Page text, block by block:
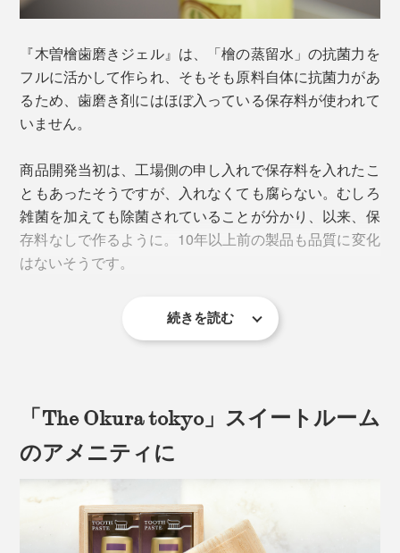
証明）、皮膚刺激性試験（皮膚についても害が無いこと
ことの証明）もクリアしています。
歯、歯茎、頬の内側、舌…、口の中全体に行き渡らせ
て、口内を清らかに保ってください。
「木曽檜」について、詳しくはこちら＞
『木曽檜歯磨きジェル』は、「檜の蒸留水」の抗菌力を
フルに活かして作られ、そもそも原料自体に抗菌力があ
るため、歯磨き剤にはほぼ入っている保存料が使われて
いません。
商品開発当初は、工場側の申し入れで保存料を入れたこ
ともあったそうですが、入れなくても腐らない。むしろ
雑菌を加えても除菌されていることが分かり、以来、保
存料なしで作るように。10年以上前の製品も品質に変化
はないそうです。
「医薬部外品」の認可は取得していますが、法律上「医
そのほか、保湿成分として、イチョウの葉、スイカズラ
の花、セージの葉、ワサビの根のエキスなど、植物由来
本品は、家族全員で使いたいヘビーユーザー向けの、ポ
ンプ式・大容量300gタイプ。家族4人で1日2回使う場
続きを読む
「The Okura tokyo」スイートルーム
のアメニティに